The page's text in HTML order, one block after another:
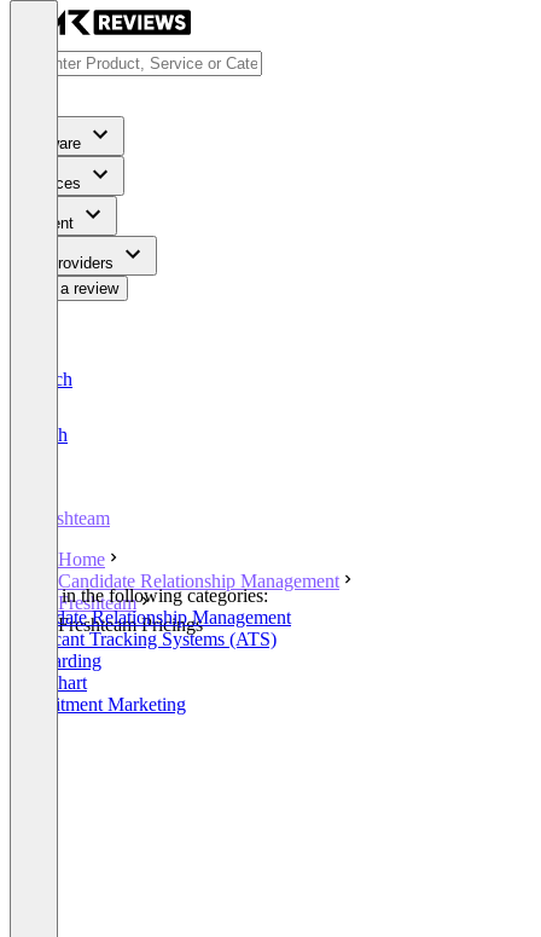
Software
Services
Content
For Providers
Write a review
Deutsch
English
Freshteam
Home
Candidate Relationship Management
Freshteam
Freshteam Pricings
Listed in the following categories:
Candidate Relationship Management
Applicant Tracking Systems (ATS)
Onboarding
Org Chart
Recruitment Marketing